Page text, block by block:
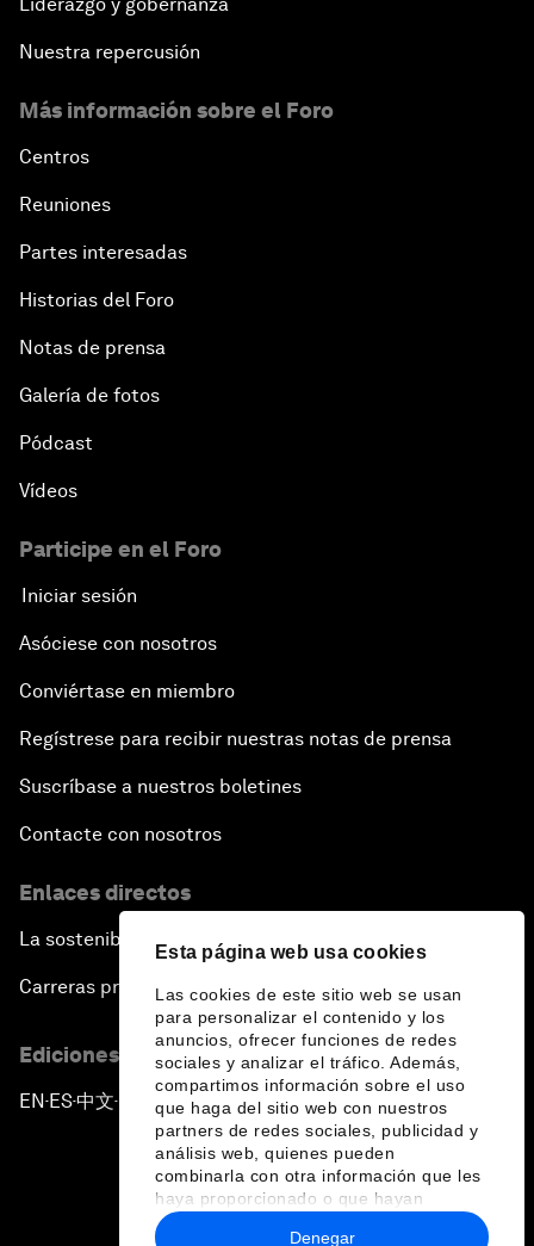
Esta página web usa cookies
Las cookies de este sitio web se usan
para personalizar el contenido y los
anuncios, ofrecer funciones de redes
sociales y analizar el tráfico. Además,
compartimos información sobre el uso
que haga del sitio web con nuestros
partners de redes sociales, publicidad y
análisis web, quienes pueden
combinarla con otra información que les
haya proporcionado o que hayan
recopilado a partir del uso que haya
Denegar
Nuestra repercusión
Más información sobre el Foro
Centros
Reuniones
Partes interesadas
Historias del Foro
Notas de prensa
Galería de fotos
Pódcast
Vídeos
Participe en el Foro
Iniciar sesión
Asóciese con nosotros
Conviértase en miembro
Regístrese para recibir nuestras notas de prensa
Suscríbase a nuestros boletines
Contacte con nosotros
Enlaces directos
La sostenibilidad en el Foro
Carreras profesionales
Ediciones en otros idiomas
EN ▪ES▪中文▪ 日本語